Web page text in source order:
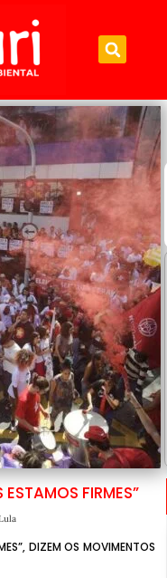
FIRMES”
DIZEM OS MOVIMENTOS